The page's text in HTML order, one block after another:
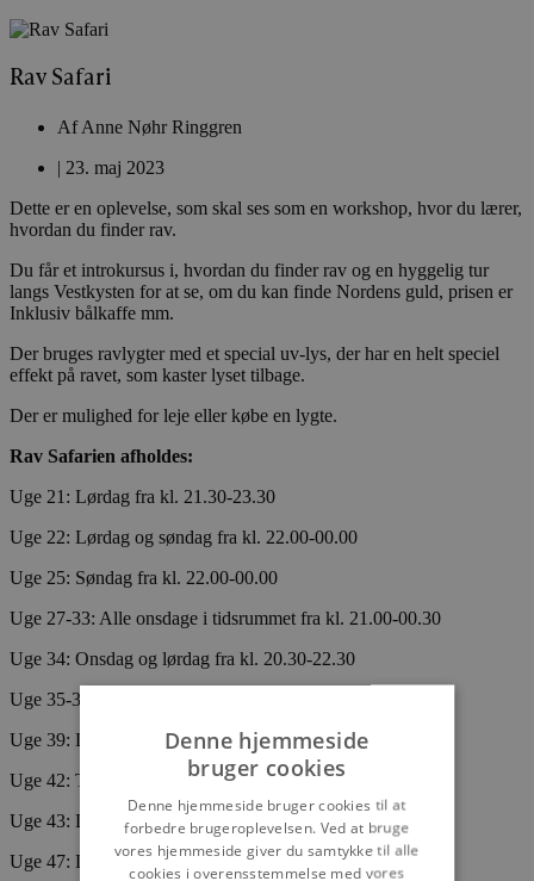
Rav Safari
AfAnne Nøhr Ringgren
| 23. maj 2023
Dette er en oplevelse, som skal ses som en workshop, hvor du lærer,
hvordan du finder rav.
Du får et introkursus i, hvordan du finder rav og en hyggelig tur
langs Vestkysten for at se, om du kan finde Nordens guld, prisen er
Inklusiv bålkaffe mm.
Der bruges ravlygter med et special uv-lys, der har en helt speciel
effekt på ravet, som kaster lyset tilbage.
Der er mulighed for leje eller købe en lygte.
Rav Safarien afholdes:
Uge 21: Lørdag fra kl. 21.30-23.30
Uge 22: Lørdag og søndag fra kl. 22.00-00.00
Uge 25: Søndag fra kl. 22.00-00.00
Uge 27-33: Alle onsdage i tidsrummet fra kl. 21.00-00.30
Uge 34: Onsdag og lørdag fra kl. 20.30-22.30
Uge 35-38: Alle onsdage
Uge 39: Lørdag kl. 18.30
Uge 42: Tirsdag og torsdag kl. 18.00
Uge 43: Lørdag kl. 17.30
Uge 47: Lørdag kl. 15.30
Denne hjemmeside
bruger cookies
Denne hjemmeside bruger cookies til at
forbedre brugeroplevelsen. Ved at bruge
vores hjemmeside giver du samtykke til alle
cookies i overensstemmelse med vores